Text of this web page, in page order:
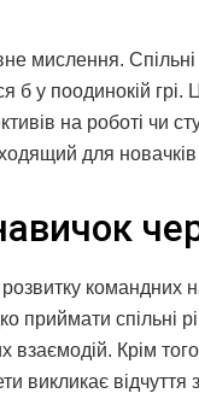
мислення.
б у поодинокій
на роботі чи
для новачків
розвитку
приймати спільні
взаємодій. Крім
викликає